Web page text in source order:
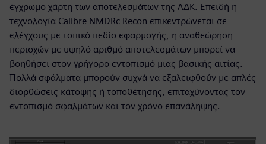
έγχρωμο χάρτη των αποτελεσμάτων της ΛΔΚ. Επειδή η
τεχνολογία Calibre NMDRc Recon επικεντρώνεται σε
ελέγχους με τοπικό πεδίο εφαρμογής, η αναθεώρηση
περιοχών με υψηλό αριθμό αποτελεσμάτων μπορεί να
βοηθήσει στον γρήγορο εντοπισμό μιας βασικής αιτίας.
Πολλά σφάλματα μπορούν συχνά να εξαλειφθούν με απλές
διορθώσεις κάτοψης ή τοποθέτησης, επιταχύνοντας τον
εντοπισμό σφαλμάτων και τον χρόνο επανάληψης.